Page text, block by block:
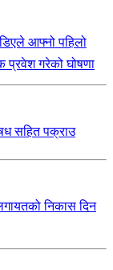
आफ्नो पहिलो
प्रवेश गरेको घोषणा
सहित पक्राउ
निकास दिन